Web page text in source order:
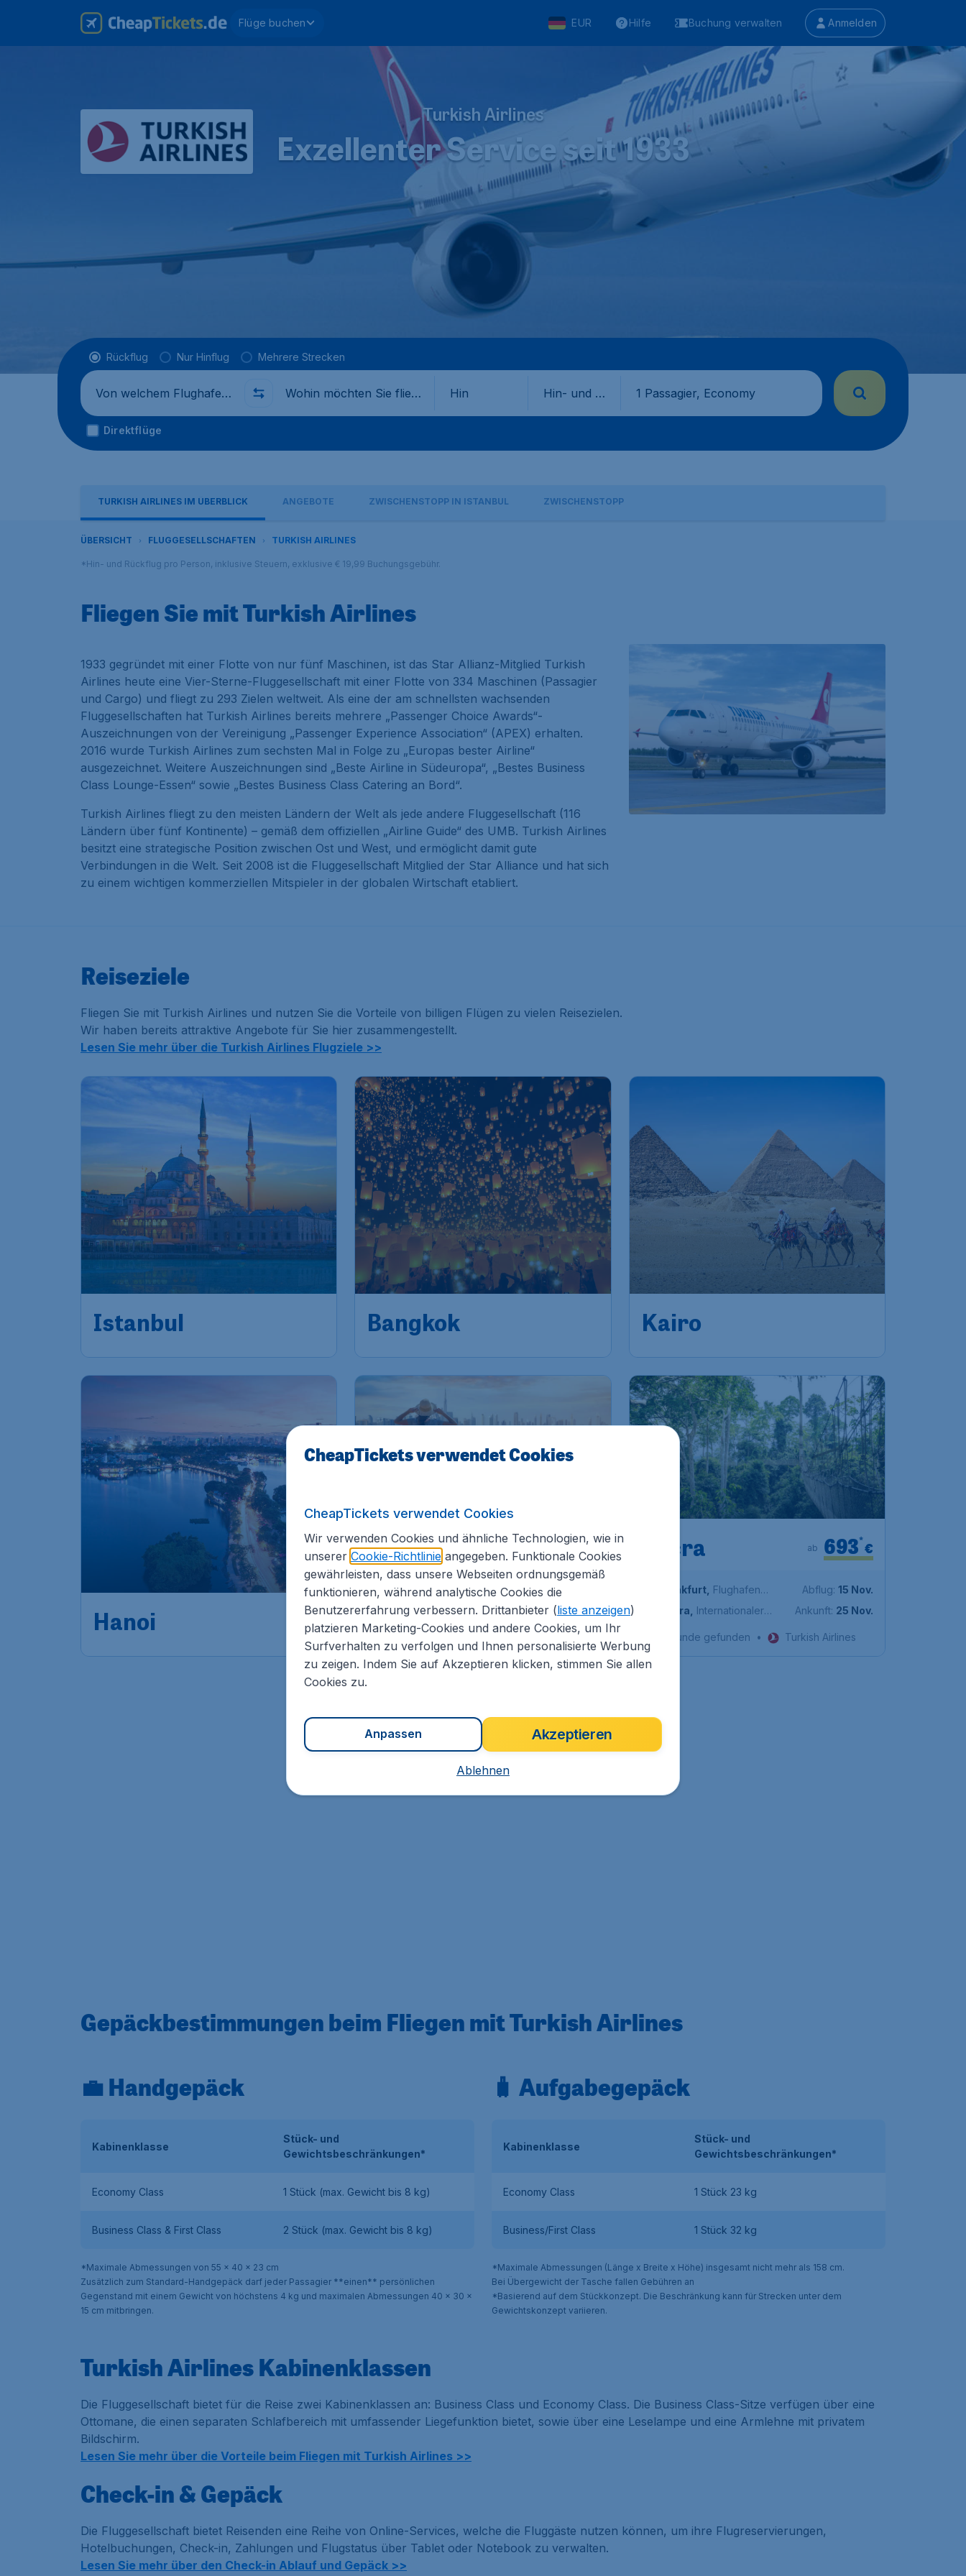
Flüge buchen EUR Hilfe Buchung verwalten Anmelden
Turkish Airlines
Exzellenter Service seit 1933
Flugtyp
Rückflug Nur Hinflug Mehrere Strecken
Abflug von Wohin Hin
Hin- und Rü
1 Passagier, Economy
Direktflüge
TURKISH AIRLINES IM ÜBERBLICK ANGEBOTE ZWISCHENSTOPP IN ISTANBUL ZWISCHENSTOPP
ÜBERSICHT FLUGGESELLSCHAFTEN TURKISH AIRLINES
*Hin- und Rückflug pro Person, inklusive Steuern, exklusive € 19,99 Buchungsgebühr.
Fliegen Sie mit Turkish Airlines
1933 gegründet mit einer Flotte von nur fünf Maschinen, ist das Star Allianz-Mitglied Turkish
Airlines heute eine Vier-Sterne-Fluggesellschaft mit einer Flotte von 334 Maschinen (Passagier
und Cargo) und fliegt zu 293 Zielen weltweit. Als eine der am schnellsten wachsenden
Fluggesellschaften hat Turkish Airlines bereits mehrere „Passenger Choice Awards“-
Auszeichnungen von der Vereinigung „Passenger Experience Association“ (APEX) erhalten.
2016 wurde Turkish Airlines zum sechsten Mal in Folge zu „Europas bester Airline“
ausgezeichnet. Weitere Auszeichnungen sind „Beste Airline in Südeuropa“, „Bestes Business
Class Lounge-Essen“ sowie „Bestes Business Class Catering an Bord“.
Turkish Airlines fliegt zu den meisten Ländern der Welt als jede andere Fluggesellschaft (116
Ländern über fünf Kontinente) – gemäß dem offiziellen „Airline Guide“ des UMB. Turkish Airlines
besitzt eine strategische Position zwischen Ost und West, und ermöglicht damit gute
Verbindungen in die Welt. Seit 2008 ist die Fluggesellschaft Mitglied der Star Alliance und hat sich
zu einem wichtigen kommerziellen Mitspieler in der globalen Wirtschaft etabliert.
Reiseziele
Fliegen Sie mit Turkish Airlines und nutzen Sie die Vorteile von billigen Flügen zu vielen Reisezielen.
Wir haben bereits attraktive Angebote für Sie hier zusammengestellt.
Lesen Sie mehr über die Turkish Airlines Flugziele >>
Istanbul €
182*
Istanbul,
Flughafen
Istanbul
Abflug:
Bangkok
406 *
ab
Flughafen
Kairo
Abflug:
Hanoi €
778
ab
Flughafen Hanoi
Abflug:
17 Nov.
25 Nov.
Turkish Airlines
Dubai €
486*
Frankfurt
Flughafen
Dubai, Flughafen Dubai
Abflug: 28 Jan.
Ankunft: 05 Feb.
Vor 1 Stunde gefunden Turkish Airlines
Accra €
693*
ab
Frankfurt, Flughafen
Frankfurt
Accra
Internationaler
Abflug: 15 Nov.
Ankunft: 25 Nov.
Vor 1 Stunde gefunden • Turkish Airlines
Gepäckbestimmungen beim Fliegen mit Turkish Airlines
💼 Handgepäck
Kabinenklasse
Stück- und
Gewichtsbeschränkungen*
Economy Class 1 Stück (max. Gewicht bis 8 kg)
Business Class & First Class 2 Stück (max. Gewicht bis 8 kg)
*Maximale Abmessungen von 55 x 40 x 23 cm
Zusätzlich zum Standard-Handgepäck darf jeder Passagier **einen** persönlichen
Gegenstand mit einem Gewicht von höchstens 4 kg und maximalen Abmessungen 40 x 30 x
15 cm mitbringen.
🧳 Aufgabegepäck
Kabinenklasse
Stück- und
Gewichtsbeschränkungen*
Economy Class 1 Stück 23 kg
Business/First Class 1 Stück 32 kg
*Maximale Abmessungen (Länge x Breite x Höhe) insgesamt nicht mehr als 158 cm.
Bei Übergewicht der Tasche fallen Gebühren an
*Basierend auf dem Stückkonzept. Die Beschränkung kann für Strecken unter dem
Gewichtskonzept variieren.
Turkish Airlines Kabinenklassen
Die Fluggesellschaft bietet für die Reise zwei Kabinenklassen an: Business Class und Economy Class. Die Business Class-Sitze verfügen über eine
Ottomane, die einen separaten Schlafbereich mit umfassender Liegefunktion bietet, sowie über eine Leselampe und eine Armlehne mit privatem
Bildschirm.
Lesen Sie mehr über die Vorteile beim Fliegen mit Turkish Airlines >>
Check-in & Gepäck
Die Fluggesellschaft bietet Reisenden eine Reihe von Online-Services, welche die Fluggäste nutzen können, um ihre Flugreservierungen,
Hotelbuchungen, Check-in, Zahlungen und Flugstatus über Tablet oder Notebook zu verwalten.
Lesen Sie mehr über den Check-in Ablauf und Gepäck >>
CheapTickets verwendet Cookies
CheapTickets verwendet Cookies
Wir verwenden Cookies und ähnliche Technologien, wie in
unserer Cookie-Richtlinieangegeben. Funktionale Cookies
gewährleisten, dass unsere Webseiten ordnungsgemäß
funktionieren, während analytische Cookies die
Benutzererfahrung verbessern. Drittanbieter (liste anzeigen)
platzieren Marketing-Cookies und andere Cookies, um Ihr
Surfverhalten zu verfolgen und Ihnen personalisierte Werbung
zu zeigen. Indem Sie auf Akzeptieren klicken, stimmen Sie allen
Cookies zu.
Akzeptieren
Anpassen
Ablehnen